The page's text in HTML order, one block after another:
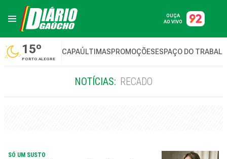
OUÇA
AO VIVO
15º
PORTO ALEGRE
CAPAÚLTIMASPROMOÇÕESESPAÇO DO
NOTÍCIAS: RECADO
SÓ UM SUSTO